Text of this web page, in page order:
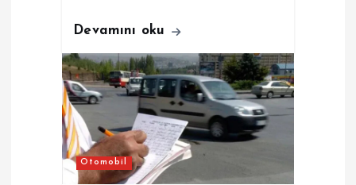
Devamını oku
Otomobil